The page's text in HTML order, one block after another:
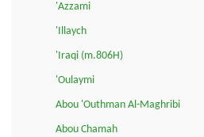
'Azzami
'Illaych
'Iraqi (m.806H)
'Oulaymi
Abou 'Outhman Al-Maghribi
Abou Chamah